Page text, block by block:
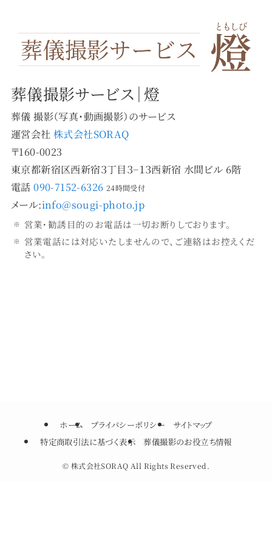
葬儀撮影サービス｜燈
葬儀 撮影（写真・動画撮影）のサービス
運営会社 株式会社SORAQ
〒160-0023
東京都新宿区西新宿３丁目３−１３西新宿 水間ビル 6階
電話090-7152-6326 24時間受付
メール:info@sougi-photo.jp
営業・勧誘目的のお電話は一切お断りしております。
営業電話には対応いたしませんので、ご連絡はお控えくだ
さい。
ホーム プライバシーポリシー
サイトマップ
特定商取引法に基づく表示
葬儀撮影のお役立ち情報
© 株式会社SORAQ All Rights Reserved.